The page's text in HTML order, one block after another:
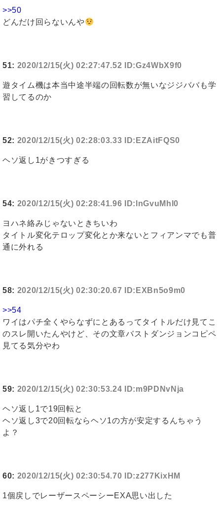
>>50
どんだけ回らないんや
51: 2020/12/15(火) 02:27:47.52 ID:Gz4WbX9f0
遊タイム機は本当中途半端の回転数が無いなジジババも学
習してるのか
52: 2020/12/15(火) 02:28:03.33 ID:EZAitFQS0
ヘソ返し1がきつすぎる
54: 2020/12/15(火) 02:28:41.96 ID:lnGvuMhl0
ヨハネ絡みじゃないときちいわ
タイトル変化テロップ変化とか来ないとフィアンマでも普
通に外れる
58: 2020/12/15(火) 02:30:20.67 ID:EXBn5o9m0
>>54
ワイはパチ全くやらなずにとあるってタイトルだけ見てこ
のスレ開いたんやけど、その文章バストダンジョンコピペ
見てる気分やわ
59: 2020/12/15(火) 02:30:53.24 ID:m9PDNvNja
ヘソ返し1で19回転と
ヘソ返し3で20回転ならヘソ1の方が安定するんちゃう
よ？
60: 2020/12/15(火) 02:30:54.70 ID:z277KixHM
1個戻しでレーザースペーシーEXA思い出した